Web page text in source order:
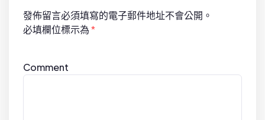
發佈留言必須填寫的電子郵件地址不會公開。
必填欄位標示為*
Comment